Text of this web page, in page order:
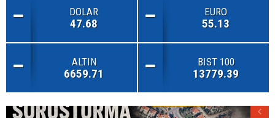
DOLAR
47.68
EURO
55.13
ALTIN
6659.71
BIST 100
13779.39